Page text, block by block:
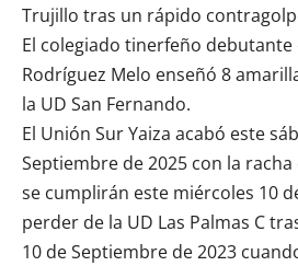
Trujillo tras un rápido
El colegiado tinerfeño debutante
Rodríguez Melo enseñó 8
la UD San Fernando.
El Unión Sur Yaiza acabó este
Septiembre de 2025 con la racha
se cumplirán este miércoles 10
perder de la UD Las Palmas C
10 de Septiembre de 2023